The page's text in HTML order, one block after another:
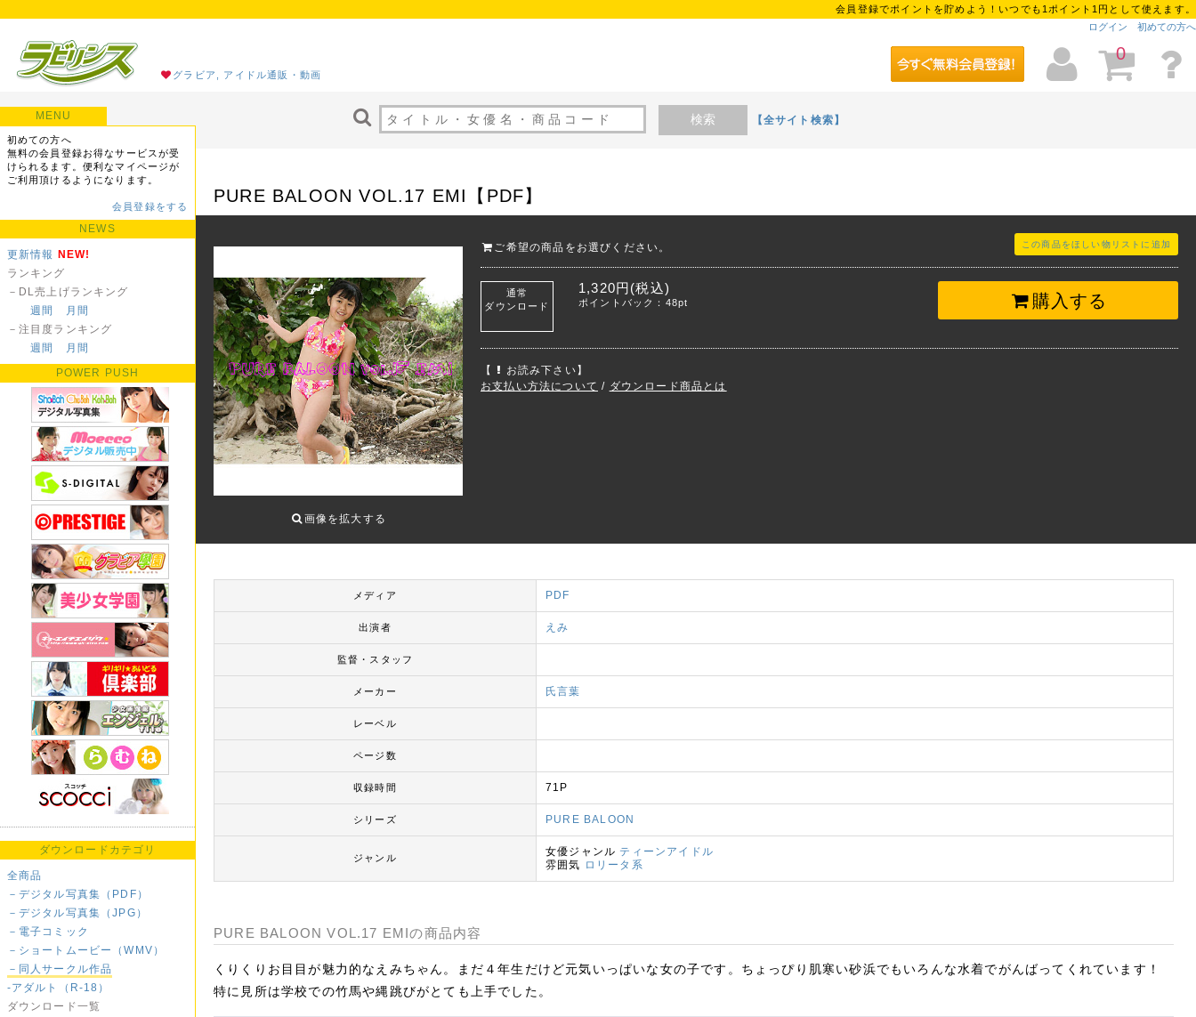
会員登録でポイントを貯めよう！いつでも1ポイント1円として使えます。
ログイン
初めての方へ
グラビア, アイドル通販・動画
0
検索 【全サイト検索】
MENU
初めての方へ
無料の会員登録お得なサービスが受
けられるます。便利なマイページが
ご利用頂けるようになります。
会員登録をする
NEWS
更新情報 NEW!
ランキング
－DL売上げランキング
週間
月間
－注目度ランキング
週間
月間
POWER PUSH
ダウンロードカテゴリ
全商品
－デジタル写真集（PDF）
－デジタル写真集（JPG）
－電子コミック
－ショートムービー（WMV）
－同人サークル作品
-アダルト（R-18）
ダウンロード一覧
PURE BALOON VOL.17 EMI【PDF】
画像を拡大する
ご希望の商品をお選びください。 この商品をほしい物リストに追加
購入する
通常
ダウンロード
1,320円(税込)
ポイントバック：48pt
【
お読み下さい】
お支払い方法について / ダウンロード商品とは
メディア PDF
出演者 えみ
監督・スタッフ
メーカー 氏言葉
レーベル
ページ数
収録時間 71P
シリーズ PURE BALOON
ジャンル 女優ジャンル ティーンアイドル
雰囲気 ロリータ系
PURE BALOON VOL.17 EMIの商品内容
くりくりお目目が魅力的なえみちゃん。まだ４年生だけど元気いっぱいな女の子です。ちょっぴり肌寒い砂浜でもいろんな水着でがんばってくれています！
特に見所は学校での竹馬や縄跳びがとても上手でした。